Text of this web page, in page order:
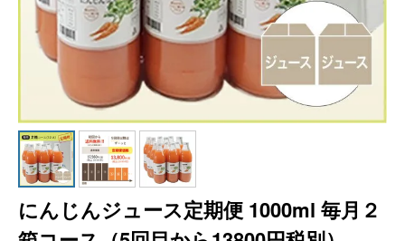
にんじんジュース定期便 1000ml 毎月２